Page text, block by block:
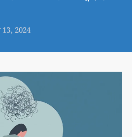
13, 2024